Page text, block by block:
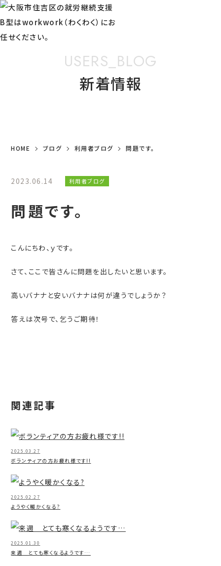
USERS_BLOG
新着情報
HOME ブログ 利用者ブログ 問題です。
2023.06.14 利用者ブログ
問題です。
こんにちわ、ｙです。
さて、ここで皆さんに問題を出したいと思います。
高いバナナと安いバナナは何が違うでしょうか？
答えは次号で、乞うご期待！
関連記事
2025.03.27
ボランティアの方お疲れ様です!!
2025.02.27
ようやく暖かくなる?
2025.01.30
来週 とても寒くなるようです…